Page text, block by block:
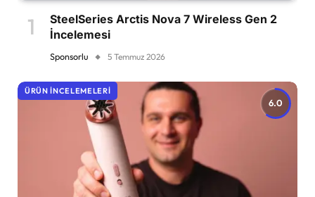
SteelSeries Arctis Nova 7 Wireless Gen 2
İncelemesi
Sponsorlu 5 Temmuz 2026
6.0
ÜRÜN İNCELEMELERI